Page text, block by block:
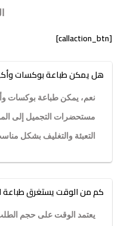
[callaction_btn]
هل يمكن طباعة بوكسات
نعم، يمكن طباعة بوكسات
مستحضرات التجميل إلى
التعبئة والتغليف بشكل
كم من الوقت يستغرق طباعة
يعتمد الوقت على حجم